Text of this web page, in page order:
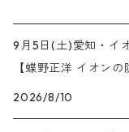
9月5日(土)愛知・イ
【蝶野正洋 イオン
開催
2026/8/10